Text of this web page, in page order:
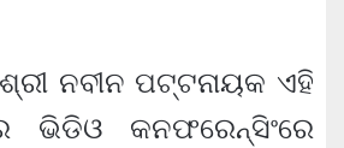
ନବୀନ ପଟ୍ଟନାୟକ ଏହି
ଭିଡିଓ କନଫରେନ୍ସିଂରେ